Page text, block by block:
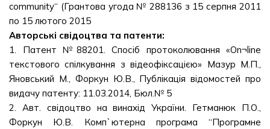
community“ (Грантова угода № 288136 з 15 серпня 2011
по 15 лютого 2015
Авторські свідоцтва та патенти:
1. Патент №88201. Спосіб протоколювання «On¬line
текстового спілкування з відеофіксацією» Мазур М.П.,
Яновський М., Форкун Ю.В., Публікація відомостей про
видачу патенту: 11.03.2014, Бюл.№ 5
2. Авт. свідоцтво на винахід України. Гетманюк П.О.,
Форкун Ю.В. Комп`ютерна програма “Програмне